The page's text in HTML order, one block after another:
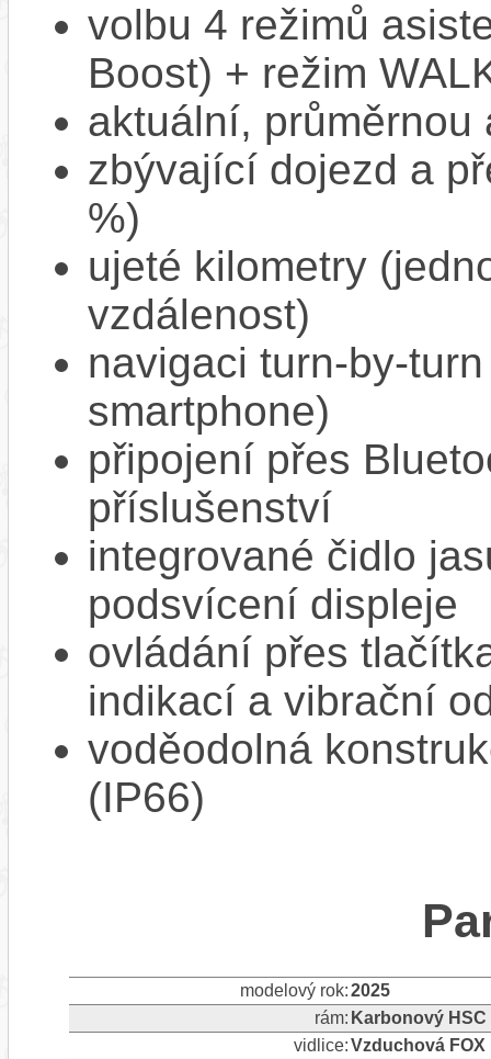
volbu 4 režimů
Boost) + režim
aktuální, průměrnou
zbývající dojezd a
%)
ujeté kilometry
vzdálenost)
navigaci turn-by-
smartphone)
připojení přes
příslušenství
integrované čidlo
podsvícení displeje
ovládání přes
indikací a vibrační
voděodolná
(IP66)
modelový rok:2025
rám: Karbonový
vidlice:Vzduchová FOX